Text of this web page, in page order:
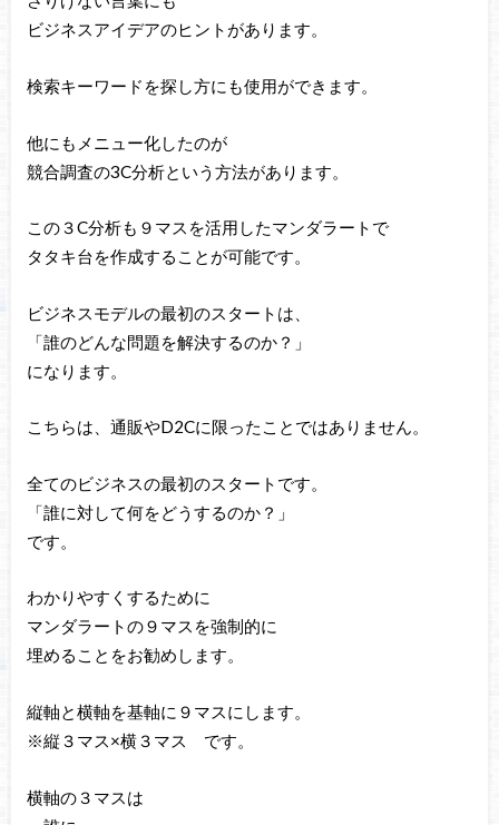
ビジネスアイデアのヒントがあります。
検索キーワードを探し方にも使用ができます。
他にもメニュー化したのが
競合調査の3C分析という方法があります。
この３C分析も９マスを活用したマンダラートで
タタキ台を作成することが可能です。
ビジネスモデルの最初のスタートは、
「誰のどんな問題を解決するのか？」
になります。
こちらは、通販やD2Cに限ったことではありません。
全てのビジネスの最初のスタートです。
「誰に対して何をどうするのか？」
です。
わかりやすくするために
マンダラートの９マスを強制的に
埋めることをお勧めします。
縦軸と横軸を基軸に９マスにします。
※縦３マス×横３マス です。
横軸の３マスは